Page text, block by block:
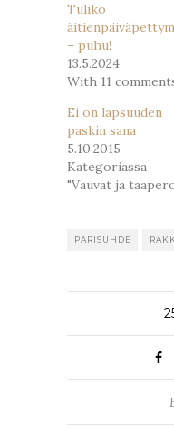
Tuliko
– puhu!
13.5.2024
With 11
Ei on lapsuuden
paskin sana
5.10.2015
Kategoriassa
"Vauvat ja
PARISUHDE